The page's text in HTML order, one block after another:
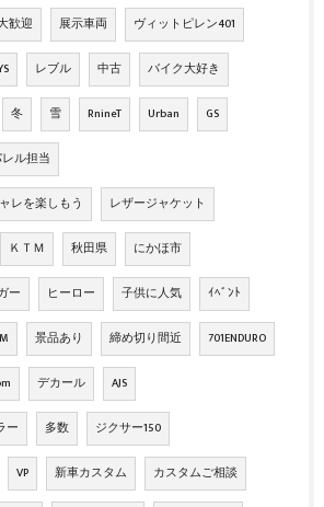
歓迎 展示車両 ヴィットピレン401
レブル 中古 バイク大好き
冬 雪 RnineT Urban GS
ル担当
レを楽しもう レザージャケット
ＫＴＭ 秋田県 にかほ市
ー ヒーロー 子供に人気 ｲﾍﾞﾝﾄ
景品あり 締め切り間近 701ENDURO
デカール AJS
ー 多数 ジクサー150
VP 新車カスタム カスタムご相談